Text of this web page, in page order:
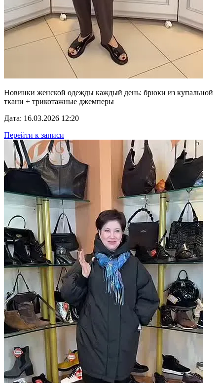
Новинки женской одежды каждый день: брюки из купальной
ткани + трикотажные джемперы
Дата: 16.03.2026 12:20
Перейти к записи